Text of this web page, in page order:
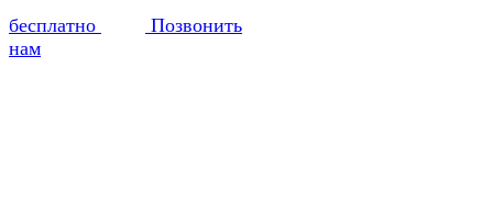
бесплатно
Позвонить
нам